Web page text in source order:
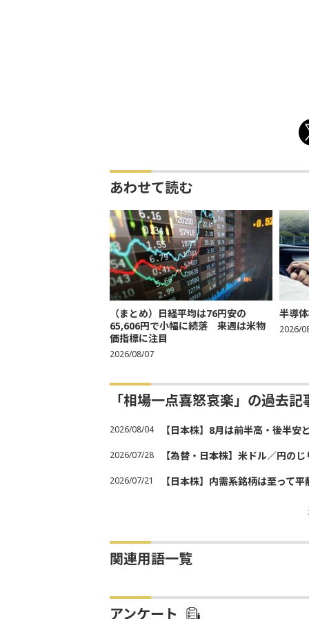
あわせて読む
（まとめ）日経平均は76円安の
65,606円で小幅に続落 来週は米物
価指標に注目
2026/08/07
半導
2026/
「相場一点喜怒哀楽」の過去記
2026/08/04 【日本株】8月は前半高・後半
2026/07/28 【為替・日本株】米ドル／円の
2026/07/21 【日本株】内需系銘柄は至って平
関連用語一覧
アンケート